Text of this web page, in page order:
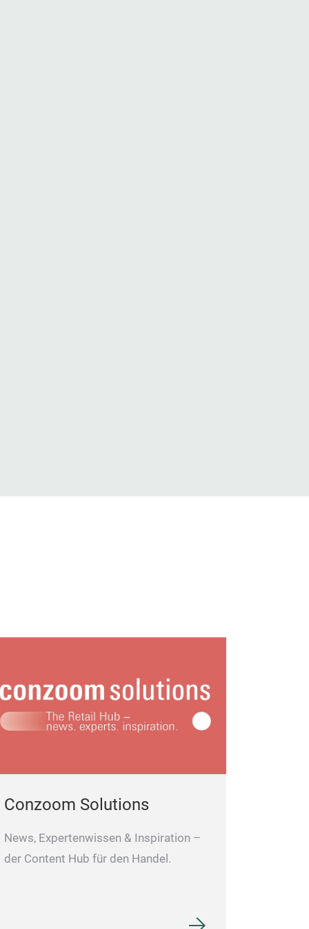
Conzoom Solutions
News, Expertenwissen & Inspiration –
der Content Hub für den Handel.